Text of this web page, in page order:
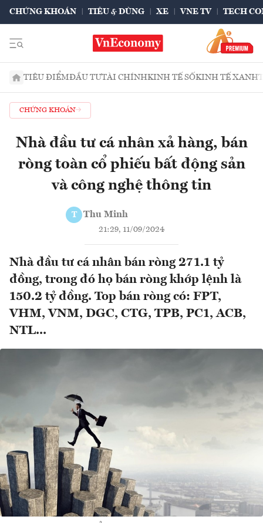
CHỨNG KHOÁN TIÊU & DÙNG XE VNE TV TECH
TIÊU ĐIỂMĐẦU TƯTÀI CHÍNHKINH TẾ SỐKINH TẾ XANH
CHỨNG KHOÁN
Nhà đầu tư cá nhân xả hàng, bán
ròng toàn cổ phiếu bất động sản
và công nghệ thông tin
T Thu Minh
21:29, 11/09/2024
Nhà đầu tư cá nhân bán ròng 271.1 tỷ
đồng, trong đó họ bán ròng khớp lệnh là
150.2 tỷ đồng. Top bán ròng có: FPT,
VHM, VNM, DGC, CTG, TPB, PC1, ACB,
NTL...